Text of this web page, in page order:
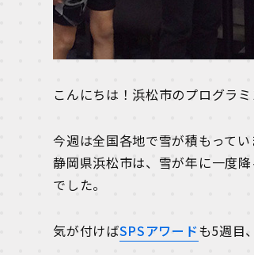
こんにちは！浜松市のプログラミ
今週は全国各地で雪が積もって
静岡県浜松市は、雪が年に一度
でした。
気が付けばSPSアワードも5週目